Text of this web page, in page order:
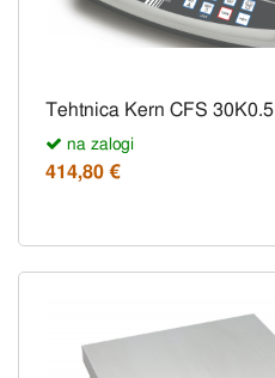
Tehtnica Kern CFS 30K0.5
na zalogi
414,80 €